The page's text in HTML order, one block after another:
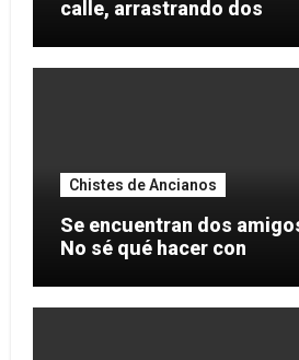
calle, arrastrando dos
Chistes de Ancianos
Se encuentran dos
No sé qué hacer con